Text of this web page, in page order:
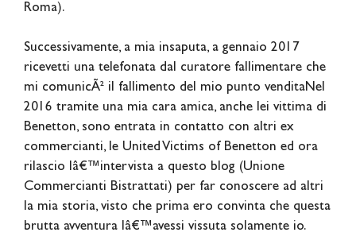
Roma).
Successivamente, a mia insaputa, a gennaio 2017
ricevetti una telefonata dal curatore fallimentare che
mi comunicÃ² il fallimento del mio punto venditaNel
2016 tramite una mia cara amica, anche lei vittima di
Benetton, sono entrata in contatto con altri ex
commercianti, le United Victims of Benetton ed ora
rilascio lâ€™intervista a questo blog (Unione
Commercianti Bistrattati) per far conoscere ad altri
la mia storia, visto che prima ero convinta che questa
brutta avventura lâ€™avessi vissuta solamente io.